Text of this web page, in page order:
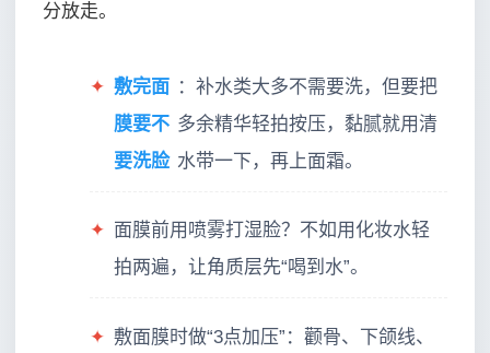
分放走。
✦ 敷完面
膜要不
要洗脸
：补水类大多不需要洗，但要把
多余精华轻拍按压，黏腻就用清
水带一下，再上面霜。
✦ 面膜前用喷雾打湿脸？不如用化妆水轻
拍两遍，让角质层先“喝到水”。
✦ 敷面膜时做“3点加压”：颧骨、下颌线、